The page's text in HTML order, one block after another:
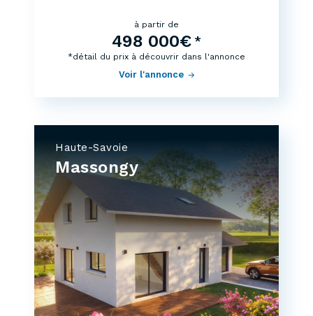
à partir de
498 000€ *
Voir l'annonce
*détail du prix à découvrir dans l'annonce
Haute-Savoie
Massongy